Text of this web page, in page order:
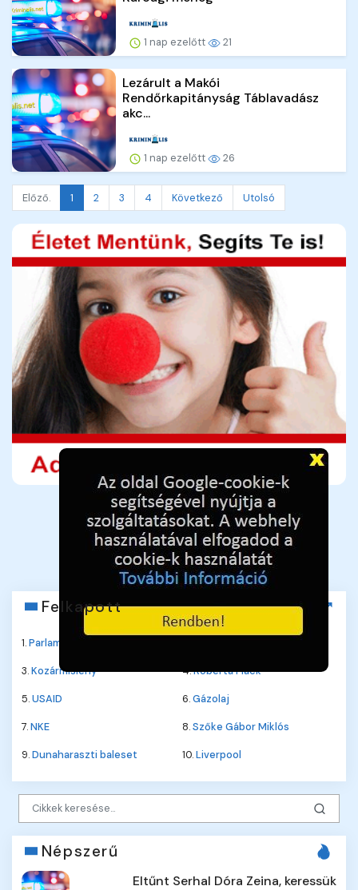
1 nap ezelőtt 21
Lezárult a Makói
Rendőrkapitányság Táblavadász
akc...
1 nap ezelőtt 26
Előző. 1 2 3 4 Következő Utolsó
Adó 1%-hoz adószám:
18472273-1-06 📋
Kattintson az adószámra a másoláshoz.
Felkapott
1.Parlament
3.Kozármisleny 4.Roberta Flack
5.USAID 6.Gázolaj
7.NKE 8.Szőke Gábor Miklós
9.Dunaharaszti baleset 10.Liverpool
Népszerű
Eltűnt Serhal Dóra Zeina, keressük